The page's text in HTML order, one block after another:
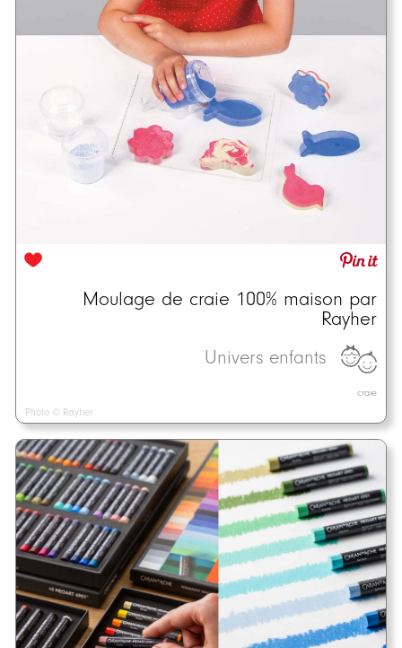
Moulage de craie 100% maison par
Rayher
Univers enfants
craie
Photo © Rayher